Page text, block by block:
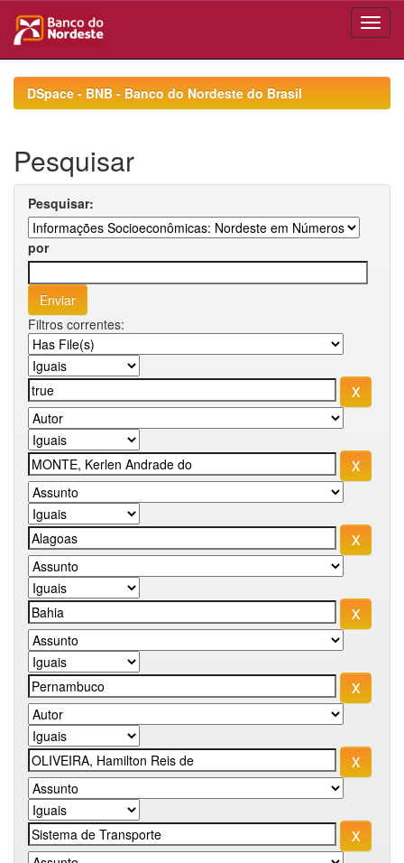
navigationDSpace - BNB - Banco do Nordeste do Brasil
Pesquisar
Pesquisar:
por
Filtros correntes: